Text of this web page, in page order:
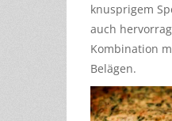
knusprigem
auch
Kombination
Belägen.